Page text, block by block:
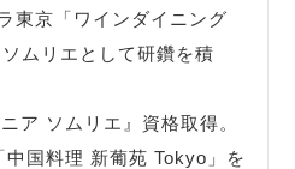
東京「ワインダイニング
ムリエとして研鑽を積
ア ソムリエ』資格取得。
国料理 新葡苑 Tokyo」を